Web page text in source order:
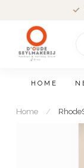
HOME
Home /